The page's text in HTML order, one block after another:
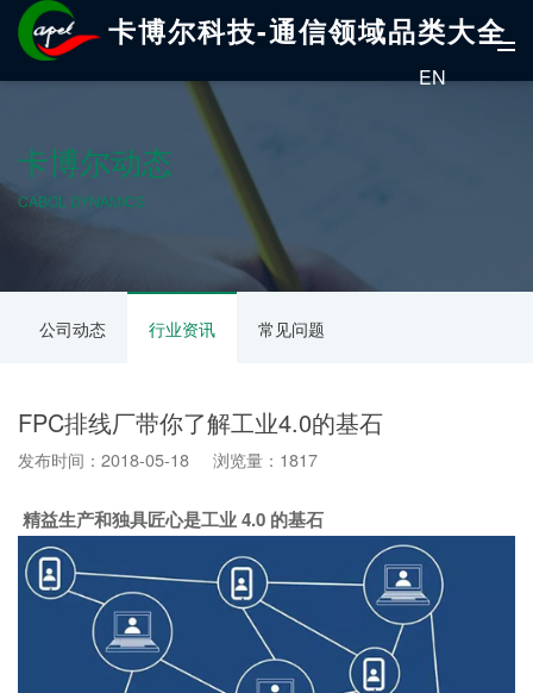
卡博尔科技-通信领域品类大全
EN
卡博尔动态
CABOL DYNAMICS
公司动态 行业资讯 常见问题
FPC排线厂带你了解工业4.0的基石
发布时间：2018-05-18 浏览量：1817
精益生产和独具匠心是工业 4.0 的基石